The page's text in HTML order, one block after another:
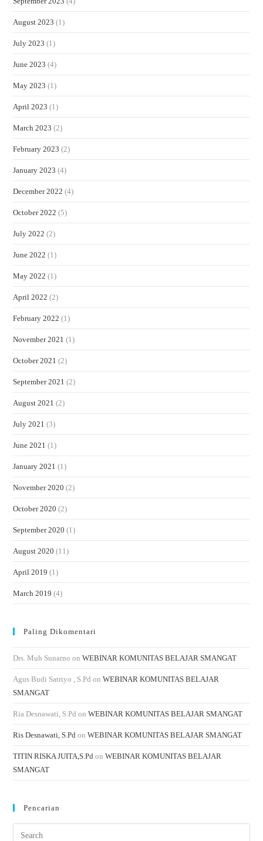
August 2023 (1)
July 2023 (1)
June 2023 (4)
May 2023 (1)
April 2023 (1)
March 2023 (2)
February 2023 (2)
January 2023 (4)
December 2022 (4)
October 2022 (5)
July 2022 (2)
June 2022 (1)
May 2022 (1)
April 2022 (2)
February 2022 (1)
November 2021 (1)
October 2021 (2)
September 2021 (2)
August 2021 (2)
July 2021 (3)
June 2021 (1)
January 2021 (1)
November 2020 (2)
October 2020 (2)
September 2020 (1)
August 2020 (11)
April 2019 (1)
March 2019 (4)
Paling Dikomentari
Drs. Muh Sunarno onWEBINAR KOMUNITAS BELAJAR SMANGAT
Agus Budi Satriyo , S.Pd onWEBINAR KOMUNITAS BELAJAR
SMANGAT
Ria Desnawati, S.Pd onWEBINAR KOMUNITAS BELAJAR SMANGAT
Ris Desnawati, S.Pd onWEBINAR KOMUNITAS BELAJAR SMANGAT
TITIN RISKA JUITA,S.Pd onWEBINAR KOMUNITAS BELAJAR
SMANGAT
Pencarian